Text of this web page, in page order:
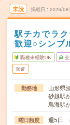
未読 掲載日 2026/
駅チカでラ
歓迎○シンプ
職種未経験OK
派遣
勤務地
山形県
砂越駅
鳥海駅
曜日頻度 週5日